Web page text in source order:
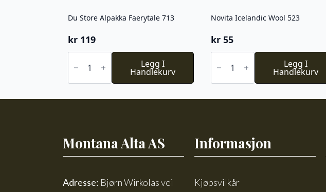
Du Store Alpakka Faerytale 713
kr 119
Du
Store
Alpakka
Faerytale
antall
Legg I
Handlekurv
Novita Icelandic Wool 523
kr 55
Novita
Icelandic
Wool
523
Legg I
Handlekurv
Montana Alta AS
Adresse: Bjørn Wirkolas vei
Informasjon
Kjøpsvilkår